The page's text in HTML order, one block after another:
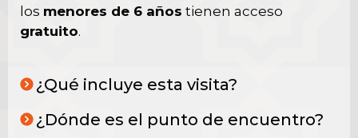
los menores de 6 años tienen acceso
gratuito.
¿Qué incluye esta visita?
¿Dónde es el punto de encuentro?